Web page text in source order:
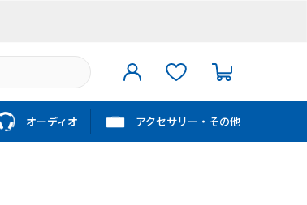
オーディオ アクセサリー・その他